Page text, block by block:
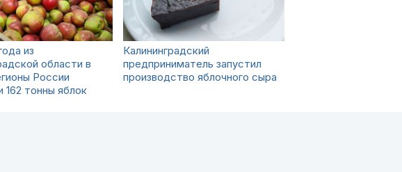
из
области в
России
162 тонны яблок
Калининградский
предприниматель запустил
производство яблочного сыра